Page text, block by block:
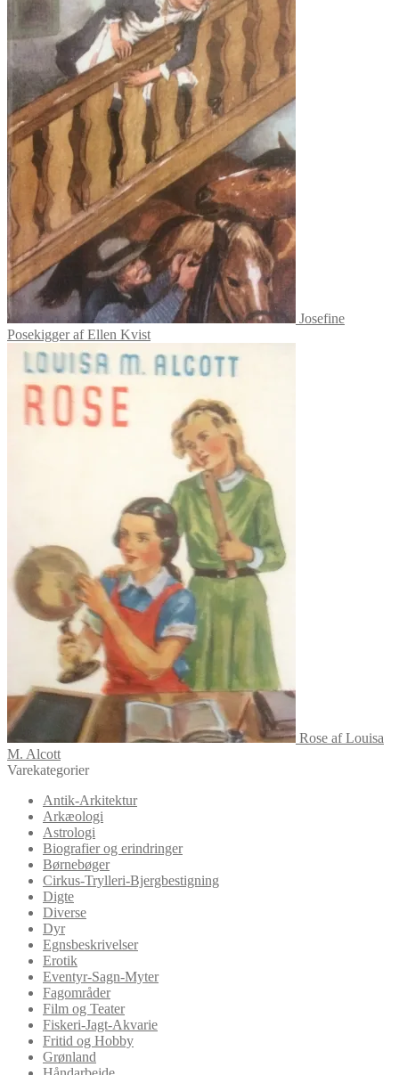
Josefine
Posekigger af Ellen Kvist
Rose af Louisa
M. Alcott
Varekategorier
Antik-Arkitektur
Arkæologi
Astrologi
Biografier og erindringer
Børnebøger
Cirkus-Trylleri-Bjergbestigning
Digte
Diverse
Dyr
Egnsbeskrivelser
Erotik
Eventyr-Sagn-Myter
Fagområder
Film og Teater
Fiskeri-Jagt-Akvarie
Fritid og Hobby
Grønland